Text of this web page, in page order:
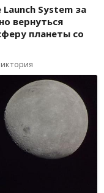
System за
вернуться
планеты со